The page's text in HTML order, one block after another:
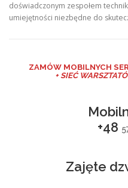
doświadczonym zespołem
umiejętności niezbędne do
ZAMÓW MOBILNYCH
+ SIEĆ
+48
Zajęte